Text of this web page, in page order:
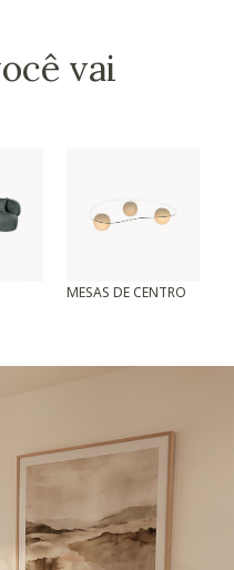
vai
MESAS DE CENTRO